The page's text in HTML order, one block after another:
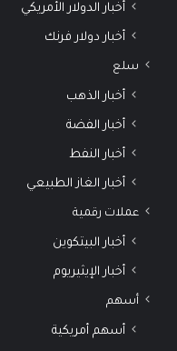
أخبار الدولار الأمريكي
أخبار دولار فرنك
سلع
أخبار الذهب
أخبار الفضة
أخبار النفط
أخبار الغاز الطبيعي
عملات رقمية
أخبار البيتكوين
أخبار الإيثيريوم
أسهم
أسهم أمريكية